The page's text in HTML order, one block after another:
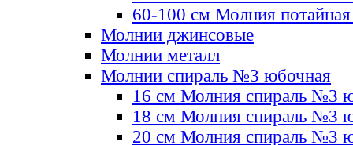
60-100 см Молния
Молнии джинсовые
Молнии металл
Молнии спираль №3 юбочная
16 см Молния спираль №3
18 см Молния спираль №3
20 см Молния спираль №3